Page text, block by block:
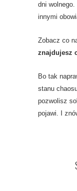
dni
innymi
Zobacz co
znajdujesz
Bo tak
stanu
pozwolisz
pojawi. I